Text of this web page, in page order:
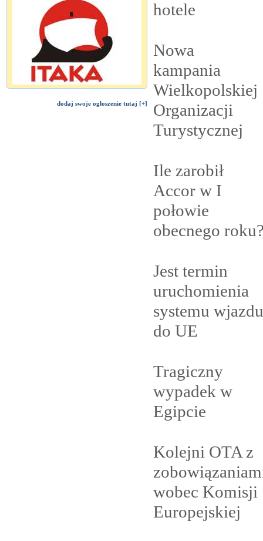
dodaj swoje ogłoszenie tutaj [+]
hotele
Nowa
kampania
Wielkopolskiej
Organizacji
Turystycznej
Ile zarobił
Accor w I
połowie
obecnego
Jest termin
uruchomienia
systemu wjazdu
do UE
Tragiczny
wypadek w
Egipcie
Kolejni OTA z
wobec Komisji
Europejskiej